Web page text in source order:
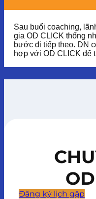
Sau buổi coaching,
gia OD CLICK thống
bước đi tiếp theo. DN
hợp với OD CLICK để
Đăng ký lịch gặp